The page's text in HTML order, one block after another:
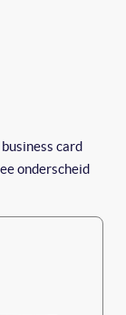
card
onderscheid